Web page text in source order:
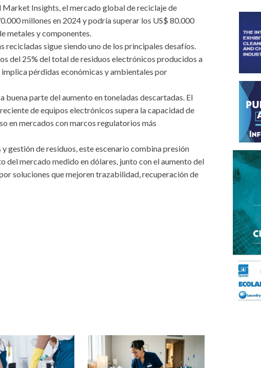
Insights, el mercado global de reciclaje de
millones en 2024 y podría superar los US$ 80.000
metales y componentes.
recicladas sigue siendo uno de los principales desafíos.
del 25% del total de residuos electrónicos producidos a
pérdidas económicas y ambientales por
parte del aumento en toneladas descartadas. El
de equipos electrónicos supera la capacidad de
en mercados con marcos regulatorios más
gestión de residuos, este escenario combina presión
mercado medido en dólares, junto con el aumento del
soluciones que mejoren trazabilidad, recuperación de